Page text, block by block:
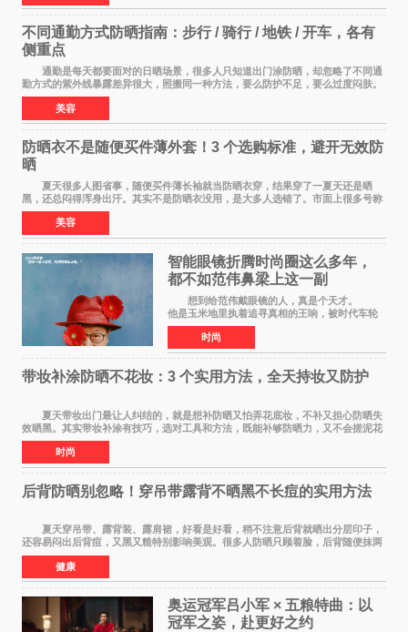
不同通勤方式防晒指南：步行 / 骑行 / 地铁 / 开车，各有
侧重点
通勤是每天都要面对的日晒场景，很多人只知道出门涂防晒，却忽略了不同通
勤方式的紫外线暴露差异很大，照搬同一种方法，要么防护不足，要么过度闷肤。
根据出行方式调整防晒策略，才是既省心又
美容
防晒衣不是随便买件薄外套！3 个选购标准，避开无效防
晒
夏天很多人图省事，随便买件薄长袖就当防晒衣穿，结果穿了一夏天还是晒
黑，还总闷得浑身出汗。其实不是防晒衣没用，是大多人选错了。市面上很多号称
防晒衣 的款式，本质就是普通薄外套，根
美容
智能眼镜折腾时尚圈这么多年，
都不如范伟鼻梁上这一副
想到给范伟戴眼镜的人，真是个天才。
他是玉米地里执着追寻真相的王响，被时代车轮
碾过，轴得让人心疼；在《马大帅》里，他是穿
貂皮大衣、永远在做梦的辽北第一狠人范德彪，
体面全靠嘴硬撑
时尚
带妆补涂防晒不花妆：3 个实用方法，全天持妆又防护
夏天带妆出门最让人纠结的，就是想补防晒又怕弄花底妆，不补又担心防晒失
效晒黑。其实带妆补涂有技巧，选对工具和方法，既能补够防晒力，又不会搓泥花
妆，全天持妆和防护可以同时兼顾。 第
时尚
后背防晒别忽略！穿吊带露背不晒黑不长痘的实用方法
夏天穿吊带、露背装、露肩裙，好看是好看，稍不注意后背就晒出分层印子，
还容易闷出后背痘，又黑又糙特别影响美观。很多人防晒只顾着脸，后背随便抹两
下甚至完全不涂，结果晒黑后好几个月都白
健康
奥运冠军吕小军 × 五粮特曲：以
冠军之姿，赴更好之约